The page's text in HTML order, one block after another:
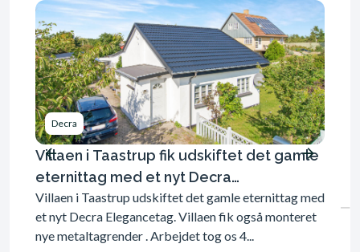
Decra
Villaen i Taastrup fik udskiftet det gamle
eternittag med et nyt Decra
Elegancetag.
Villaen i Taastrup udskiftet det gamle eternittag med
et nyt Decra Elegancetag. Villaen fik også monteret
nye metaltagrender . Arbejdet tog os 4...